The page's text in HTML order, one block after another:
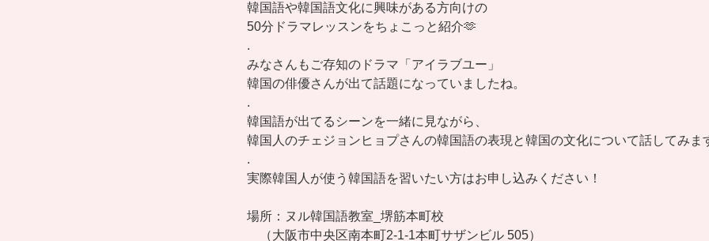
韓国語や韓国語文化に興味がある方向けの
50分ドラマレッスンをちょこっと紹介🫶
.
みなさんもご存知のドラマ「アイラブユー」
韓国の俳優さんが出て話題になっていましたね。
.
韓国語が出てるシーンを一緒に見ながら、
韓国人のチェジョンヒョプさんの韓国語の表現と韓国の文化について話してみま
.
実際韓国人が使う韓国語を習いたい方はお申し込みください！
場所：ヌル韓国語教室_堺筋本町校
（大阪市中央区南本町2-1-1本町サザンビル 505）